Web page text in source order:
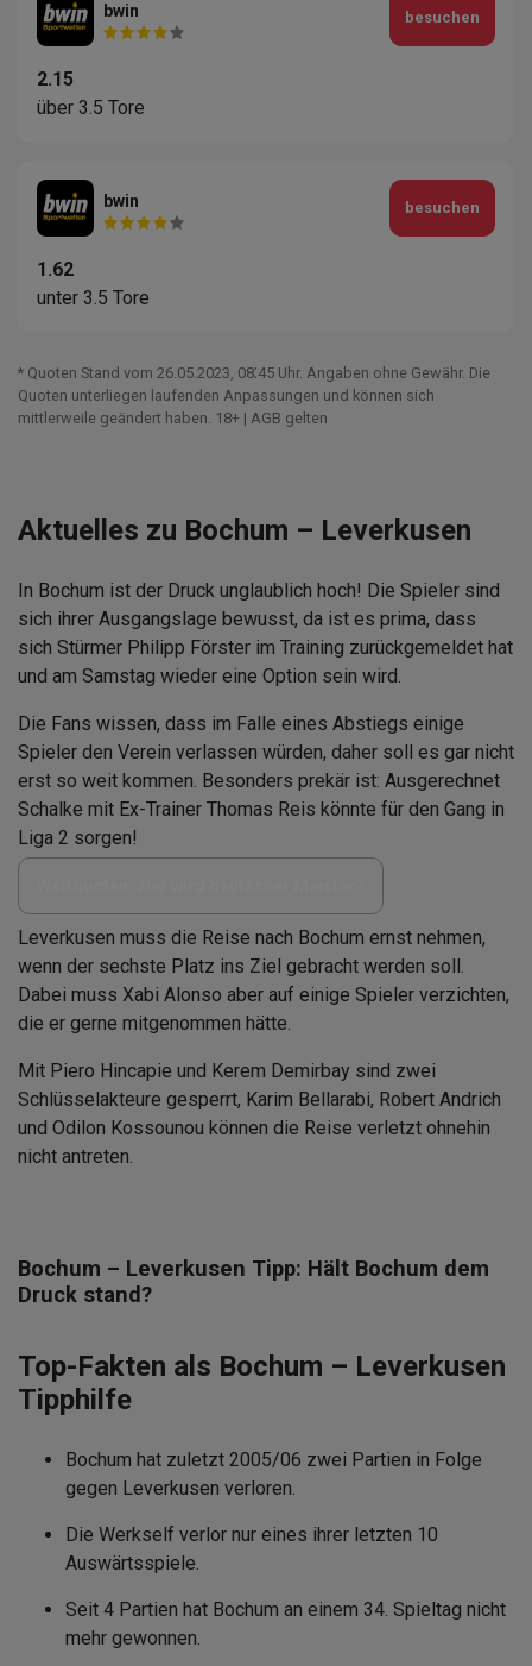
bwin
2.15
über 3.5 Tore
besuchen
bwin
1.62
unter 3.5 Tore
besuchen
* Quoten Stand vom 26.05.2023‚ 08⁚45 Uhr. Angaben ohne Gewähr. Die
Quoten unterliegen laufenden Anpassungen und können sich
mittlerweile geändert haben. 18+ | AGB gelten
Aktuelles zu Bochum – Leverkusen
In Bochum ist der Druck unglaublich hoch! Die Spieler sind
sich ihrer Ausgangslage bewusst, da ist es prima, dass
sich Stürmer Philipp Förster im Training zurückgemeldet hat
und am Samstag wieder eine Option sein wird.
Die Fans wissen, dass im Falle eines Abstiegs einige
Spieler den Verein verlassen würden, daher soll es gar nicht
erst so weit kommen. Besonders prekär ist: Ausgerechnet
Schalke mit Ex-Trainer Thomas Reis könnte für den Gang in
Liga 2 sorgen!
Leverkusen muss die Reise nach Bochum ernst nehmen,
wenn der sechste Platz ins Ziel gebracht werden soll.
Dabei muss Xabi Alonso aber auf einige Spieler verzichten,
die er gerne mitgenommen hätte.
Mit Piero Hincapie und Kerem Demirbay sind zwei
Schlüsselakteure gesperrt, Karim Bellarabi, Robert Andrich
und Odilon Kossounou können die Reise verletzt ohnehin
nicht antreten.
Bochum – Leverkusen Tipp: Hält Bochum dem
Druck stand?
Top-Fakten als Bochum – Leverkusen
Tipphilfe
Bochum hat zuletzt 2005/06 zwei Partien in Folge
gegen Leverkusen verloren.
Die Werkself verlor nur eines ihrer letzten 10
Auswärtsspiele.
Seit 4 Partien hat Bochum an einem 34. Spieltag nicht
mehr gewonnen.